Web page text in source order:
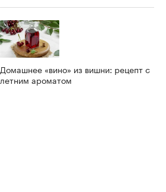
Домашнее «вино» из вишни: рецепт с
летним ароматом